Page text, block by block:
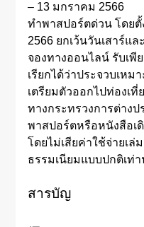
– 13 มกราคม 2566
ทำพาสปอร์ตด่วน โดย
2566 ยกเว้นวันเสาร์แ
จองทางออนไลน์ รับเพี
เรียกได้ว่าประจวบเห
เตรียมตัวออกไปท่องเที่
ทางกระทรวงการต่าง
พาสปอร์ตหรือหนังสือเ
โดยไม่เสียค่าใช้จ่ายเล่
ธรรมเนียมแบบปกติเท่
สารบัญ